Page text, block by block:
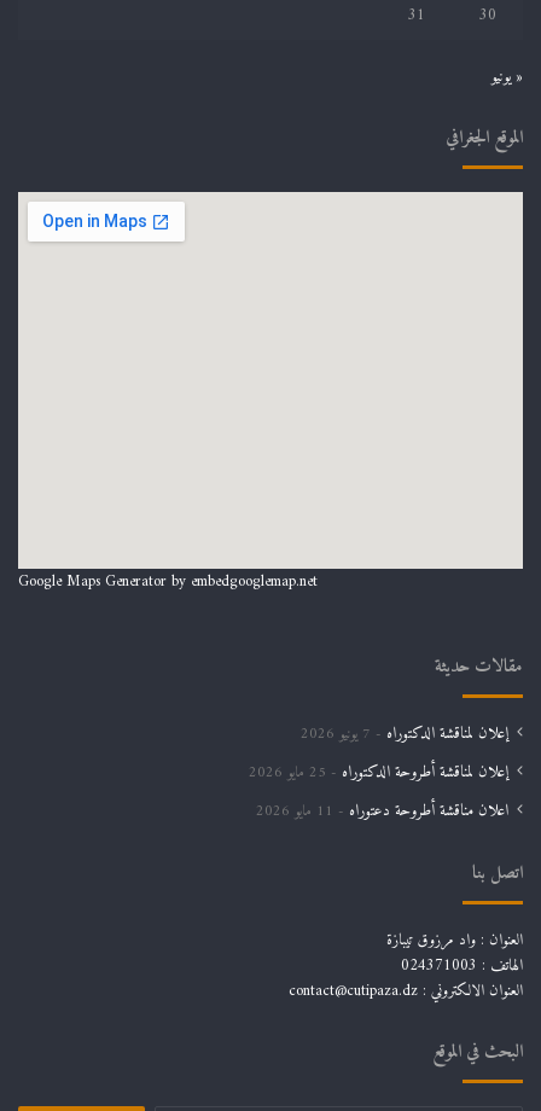
30
31
« يونيو
الموقع الجغرافي
Google Maps Generator by embedgooglemap.net
مقالات حديثة
إعلان لمناقشة الدكتوراه 7 يونيو 2026
إعلان لمناقشة أطروحة الدكتوراه 25 مايو 2026
اعلان مناقشة أطروحة دعتوراه 11 مايو 2026
اتصل بنا
العنوان : واد مرزوق تيبازة
الهاتف : 024371003
العنوان الالكتروني : contact@cutipaza.dz
البحث في الموقع